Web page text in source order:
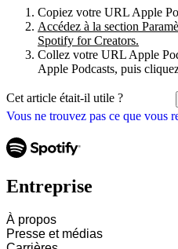
Vous ne trouvez pas ce que vous
Copiez votre URL Apple
Accédez à la section
Spotify for Creators.
Collez votre URL Apple
Apple Podcasts, puis
Cet article était-il utile ?
Entreprise
À propos
Presse et médias